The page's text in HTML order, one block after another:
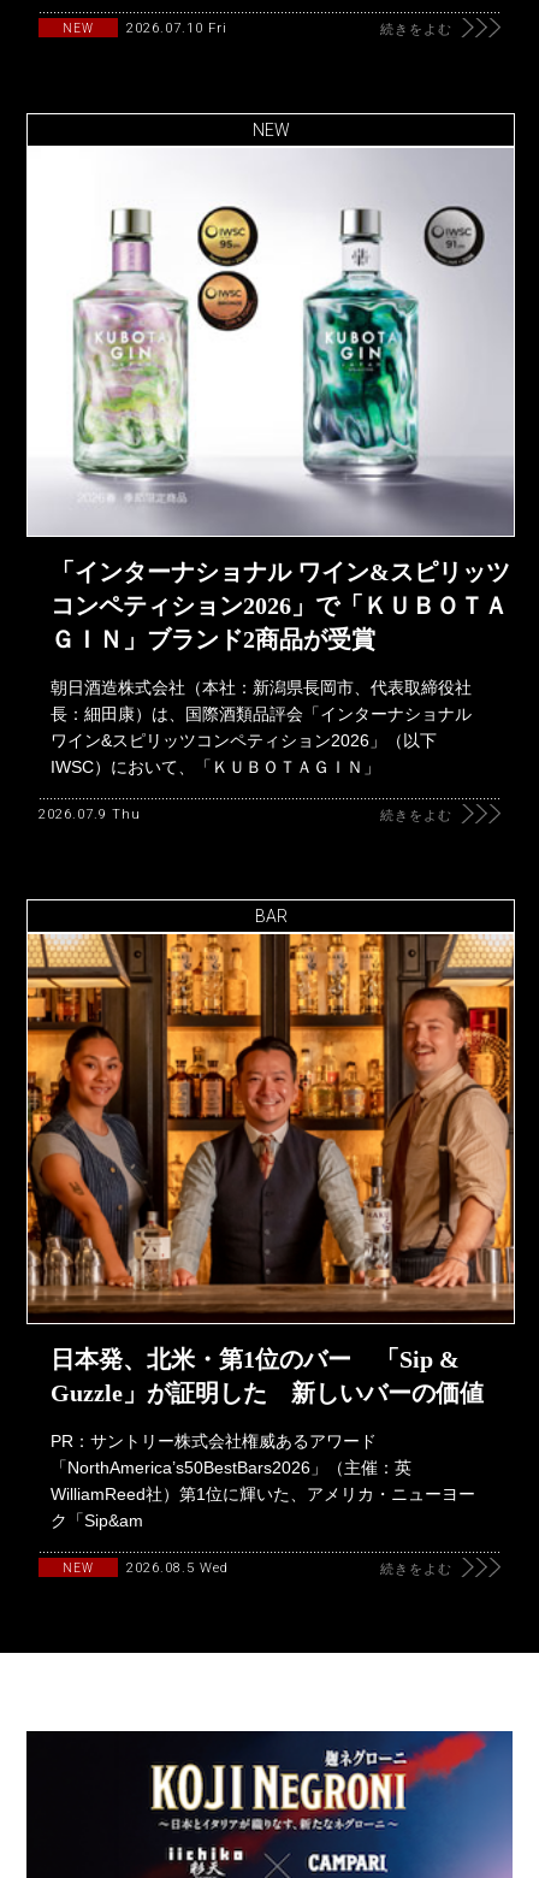
NEW 2026.07.10 Fri 続きをよむ
NEW
「インターナショナル ワイン&スピリッツ
コンペティション2026」で「ＫＵＢＯＴＡ
ＧＩＮ」ブランド2商品が受賞
朝日酒造株式会社（本社：新潟県長岡市、代表取締役社
長：細田康）は、国際酒類品評会「インターナショナル
ワイン&スピリッツコンペティション2026」（以下
IWSC）において、「ＫＵＢＯＴＡＧＩＮ」
2026.07.9 Thu 続きをよむ
BAR
日本発、北米・第1位のバー 「Sip &
Guzzle」が証明した 新しいバーの価値
PR：サントリー株式会社権威あるアワード
「NorthAmerica’s50BestBars2026」（主催：英
WilliamReed社）第1位に輝いた、アメリカ・ニューヨー
ク「Sip&am
NEW 2026.08.5 Wed 続きをよむ